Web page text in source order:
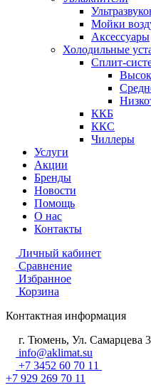
Мойки
Аксессуары
Холодильные
Сплит-
ККБ
ККС
Чиллеры
Услуги
Акции
Бренды
Новости
Помощь
О нас
Контакты
Личный кабинет
Сравнение
Избранное
Корзина
Контактная информация
г. Тюмень, Ул. Самарцева 3
info@aklimat.su
+7 3452 60 70 11
+7 929 269 70 11